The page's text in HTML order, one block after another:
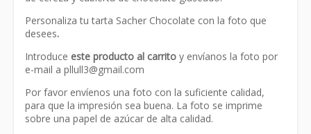
Personaliza tu tarta Sacher Chocolate con la foto que
desees.
Introduce este producto al carrito y envíanos la foto por
e-mail a pllull3@gmail.com
Por favor envíenos una foto con la suficiente calidad,
para que la impresión sea buena. La foto se imprime
sobre una papel de azúcar de alta calidad.